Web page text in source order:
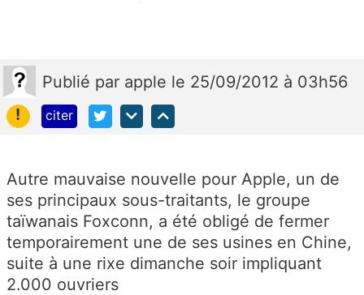
Publié par apple le 25/09/2012 à 03h56
!
citer
Autre mauvaise nouvelle pour Apple, un de
ses principaux sous-traitants, le groupe
taïwanais Foxconn, a été obligé de fermer
temporairement une de ses usines en Chine,
suite à une rixe dimanche soir impliquant
2.000 ouvriers